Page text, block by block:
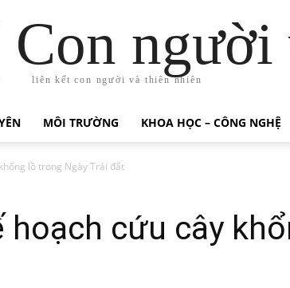
liên kết con người và thiên nhiên
MÔI TRƯỜNG KHOA HỌC – CÔNG NGHỆ
lồ trong Ngày Trái đất
hoạch cứu cây